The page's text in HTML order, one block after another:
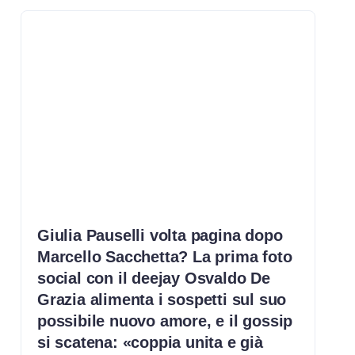
Giulia Pauselli volta pagina dopo
Marcello Sacchetta? La prima foto
social con il deejay Osvaldo De
Grazia alimenta i sospetti sul suo
possibile nuovo amore, e il gossip
si scatena: «coppia unita e già